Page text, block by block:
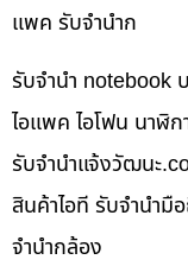
แพค รับจำนำก
รับจำนำ notebook
ไอแพค ไอโฟน นาฬิ
รับจํานําแจ้งวัฒนะ
สินค้าไอที รับจำนำมื
จำนำกล้อง